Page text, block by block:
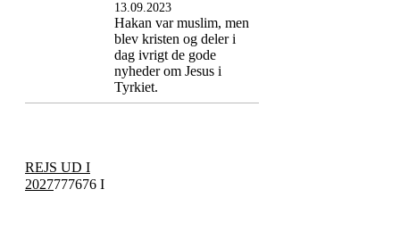
13.09.2023
Hakan var muslim, men
blev kristen og deler i
dag ivrigt de gode
nyheder om Jesus i
Tyrkiet.
REJS UD I
2027777676 I